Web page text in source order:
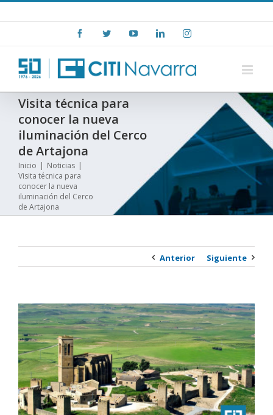
to
FacebookTwitter YouTubeLinkedInInstagram
Visita técnica para
conocer la nueva
iluminación del Cerco
de Artajona
Inicio | Noticias |
Visita técnica para
conocer la nueva
iluminación del Cerco
de Artajona
Anterior Siguiente
Ver
imagen
más
grande